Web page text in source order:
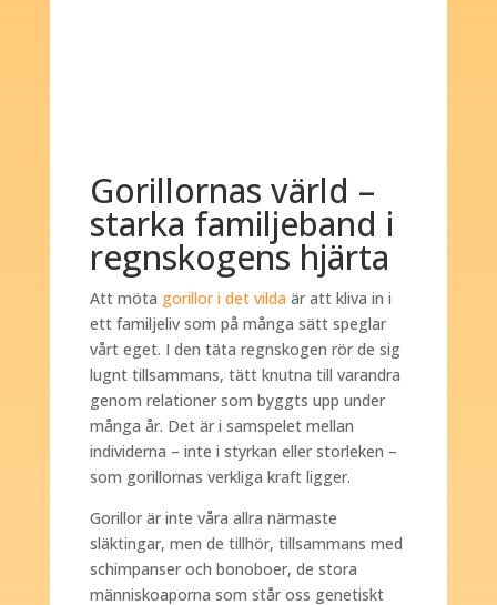
Gorillornas värld –
starka familjeband i
regnskogens hjärta
Att möta gorillor i det vilda är att kliva in i
ett familjeliv som på många sätt speglar
vårt eget. I den täta regnskogen rör de sig
lugnt tillsammans, tätt knutna till varandra
genom relationer som byggts upp under
många år. Det är i samspelet mellan
individerna – inte i styrkan eller storleken –
som gorillornas verkliga kraft ligger.
Gorillor är inte våra allra närmaste
släktingar, men de tillhör, tillsammans med
schimpanser och bonoboer, de stora
människoaporna som står oss genetiskt